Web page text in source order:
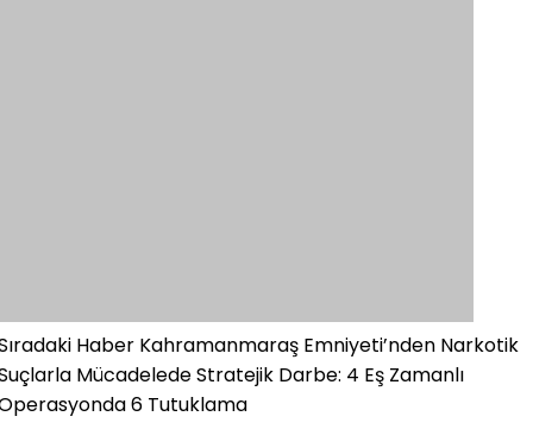
Haber Kahramanmaraş Emniyeti’nden Narkotik
Mücadelede Stratejik Darbe: 4 Eş Zamanlı
6 Tutuklama